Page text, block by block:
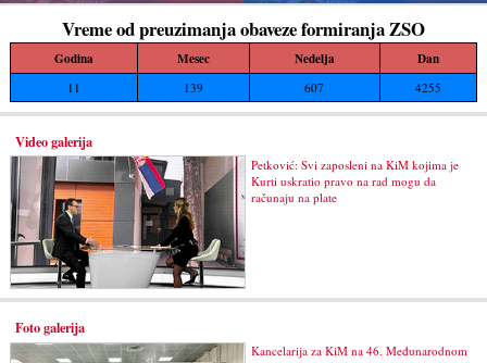
Vreme od preuzimanja obaveze formiranja ZSO
Godina Mesec Nedelja Dan
11 139 607 4255
Video galerija
Petković: Svi zaposleni na KiM kojima je
Kurti uskratio pravo na rad mogu da
računaju na plate
Foto galerija
Kancelarija za KiM na 46. Međunarodnom